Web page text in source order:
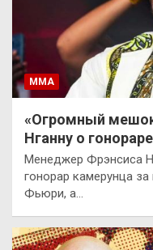
ММА
«Огромный
Нганну о
Менеджер Фрэнсиса
гонорар камерунца
Фьюри, а…